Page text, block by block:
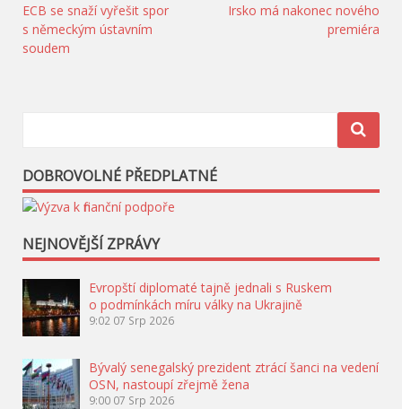
Navigace
pro
ECB se snaží vyřešit spor
s německým ústavním
soudem
Irsko má nakonec nového
premiéra
DOBROVOLNÉ PŘEDPLATNÉ
NEJNOVĚJŠÍ ZPRÁVY
Evropští diplomaté tajně jednali s Ruskem
o podmínkách míru války na Ukrajině
9:02 07 Srp 2026
Bývalý senegalský prezident ztrácí šanci na vedení
OSN, nastoupí zřejmě žena
9:00 07 Srp 2026